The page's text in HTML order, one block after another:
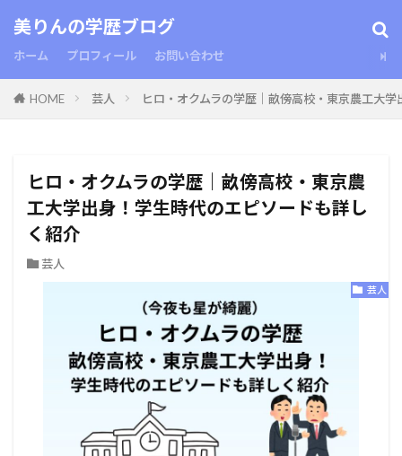
美りんの学歴ブログ
ホーム プロフィール お問い合わせ
HOME 芸人 ヒロ・オクムラの学歴｜畝傍高校・東京農工大
ヒロ・オクムラの学歴｜畝傍高校・東京農
工大学出身！学生時代のエピソードも詳し
く紹介
芸人
芸人